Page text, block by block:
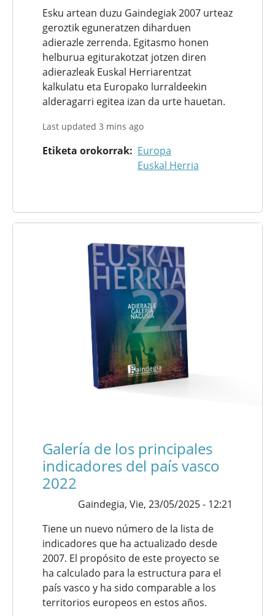
Esku artean duzu Gaindegiak 2007 urteaz
geroztik eguneratzen diharduen
adierazle zerrenda. Egitasmo honen
helburua egiturakotzat jotzen diren
adierazleak Euskal Herriarentzat
kalkulatu eta Europako lurraldeekin
alderagarri egitea izan da urte hauetan.
Last updated 3 mins ago
Etiketa orokorrak
Europa
Euskal Herria
Galería de los principales
indicadores del país vasco
2022
Gaindegia, Vie, 23/05/2025 - 12:21
Tiene un nuevo número de la lista de
indicadores que ha actualizado desde
2007. El propósito de este proyecto se
ha calculado para la estructura para el
país vasco y ha sido comparable a los
territorios europeos en estos años.